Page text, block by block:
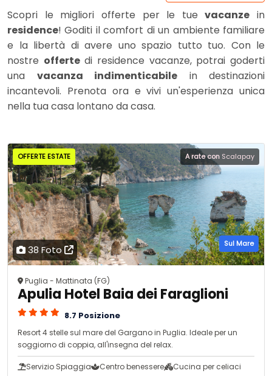
Scopri le migliori offerte per le tuevacanze in
residence! Goditi il comfort di un ambiente familiare
e la libertà di avere uno spazio tutto tuo. Con le
nostre offertedi residence vacanze, potrai goderti
una vacanza indimenticabile in destinazioni
incantevoli. Prenota ora e vivi un'esperienza unica
nella tua casa lontano da casa.
38 Foto
OFFERTE ESTATE A rate con Scalapay
Sul Mare
Puglia - Mattinata (FG)
Apulia Hotel Baia dei Faraglioni
8.7 Posizione
Resort 4 stelle sul mare del Gargano in Puglia. Ideale per un
soggiorno di coppia, all'insegna del relax.
Servizio Spiaggia Centro benessere Cucina per celiaci